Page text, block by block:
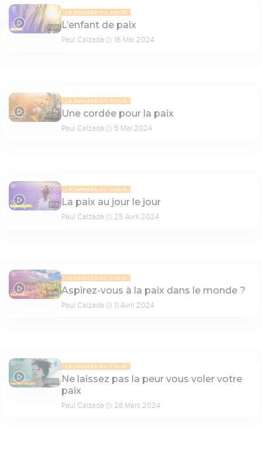
07:21
LA PENSÉE DU JOUR
L’enfant de paix
Paul Calzada 16 Mai 2024
07:32
LA PENSÉE DU JOUR
Une cordée pour la paix
Paul Calzada 5 Mai 2024
07:11
LA PENSÉE DU JOUR
La paix au jour le jour
Paul Calzada 25 Avril 2024
06:46
LA PENSÉE DU JOUR
Aspirez-vous à la paix dans le monde ?
Paul Calzada 11 Avril 2024
08:25
LA PENSÉE DU JOUR
Ne laissez pas la peur vous voler votre
paix
Paul Calzada 28 Mars 2024